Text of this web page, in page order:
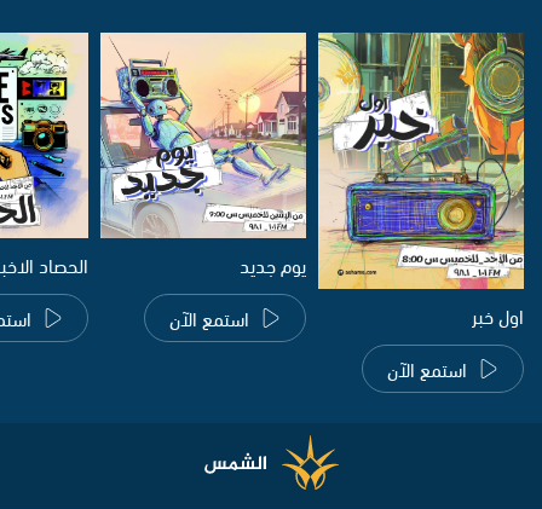
اول خبر
استمع الآن
يوم جديد
استمع الآن
الحصاد